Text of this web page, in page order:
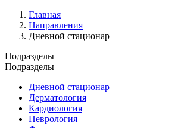
Главная
Направления
Дневной стационар
Подразделы
Подразделы
Дневной стационар
Дерматология
Кардиология
Неврология